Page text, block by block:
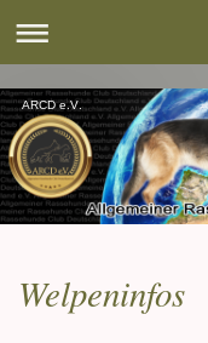
ARCD e.V.
Welpeninfos